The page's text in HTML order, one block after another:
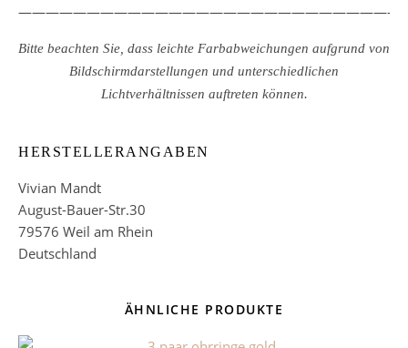
Bitte beachten Sie, dass leichte Farbabweichungen aufgrund von
Bildschirmdarstellungen und unterschiedlichen
Lichtverhältnissen auftreten können.
HERSTELLERANGABEN
Vivian Mandt
August-Bauer-Str.30
79576 Weil am Rhein
Deutschland
ÄHNLICHE PRODUKTE